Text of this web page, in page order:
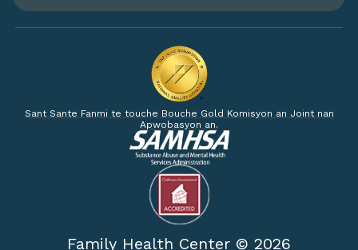
Sant Sante Fanmi te touche Bouche Gold Komisyon an Joint nan
Apwobasyon an.
Family Health Center © 2026